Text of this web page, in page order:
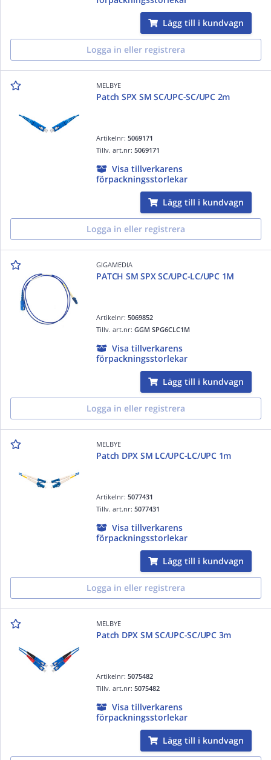
Lägg till i kundvagn
Logga in eller registrera
MELBYE
Patch SPX SM SC/UPC-SC/UPC 2m
Artikelnr:5069171
Tillv. art.nr:5069171
Visa tillverkarens
förpackningsstorlekar
Lägg till i kundvagn
Logga in eller registrera
GIGAMEDIA
PATCH SM SPX SC/UPC-LC/UPC 1M
Artikelnr:5069852
Tillv. art.nr:GGM SPG6CLC1M
Visa tillverkarens
förpackningsstorlekar
Lägg till i kundvagn
Logga in eller registrera
MELBYE
Patch DPX SM LC/UPC-LC/UPC 1m
Artikelnr:5077431
Tillv. art.nr:5077431
Visa tillverkarens
förpackningsstorlekar
Lägg till i kundvagn
Logga in eller registrera
MELBYE
Patch DPX SM SC/UPC-SC/UPC 3m
Artikelnr:5075482
Tillv. art.nr:5075482
Visa tillverkarens
förpackningsstorlekar
Lägg till i kundvagn